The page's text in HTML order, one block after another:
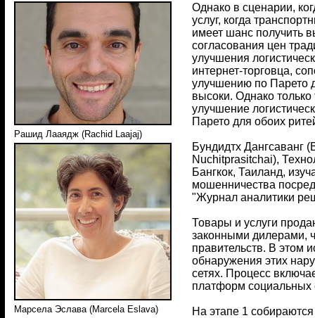
Рашид Лааядж (Rachid Laajaj)
Марсела Эслава (Marcela Eslava)
Однако в сценарии,
услуг, когда
имеет шанс получить
согласования цен
улучшения
интернет-торговца,
улучшению по Парето
высоки. Однако
улучшение
Парето для обоих
Бундидтх Дангсаванг
Nuchitprasitchai),
Бангкок, Таиланд,
мошенничества
"Журнал аналитики
Товары и услуги
законными дилерами,
правительств. В этом
обнаружения этих
сетях. Процесс
платформ социальных
На этапе 1